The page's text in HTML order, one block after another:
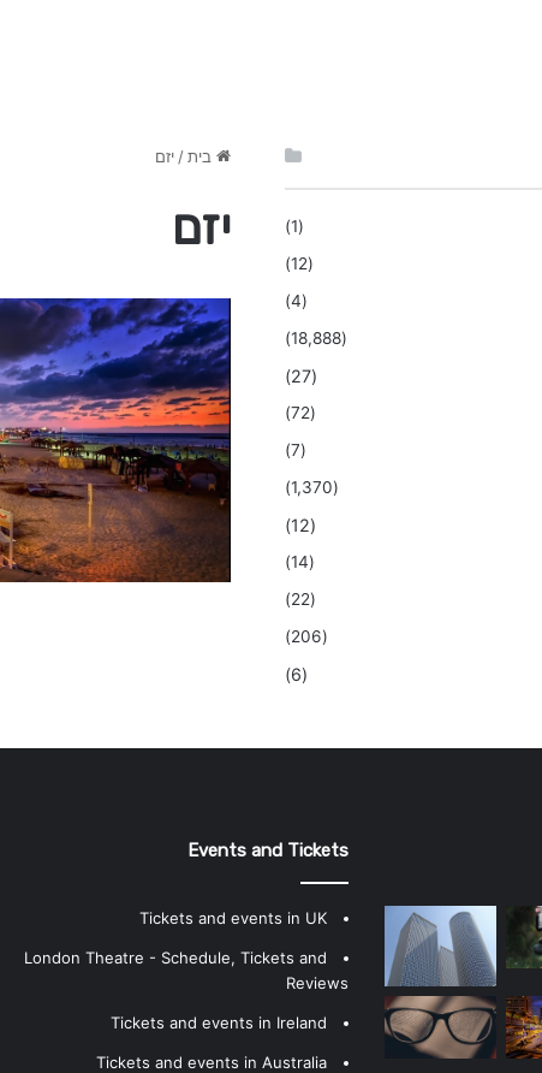
בית / יזם
יזם
(1)
(12)
(4)
(18,888)
(27)
(72)
(7)
(1,370)
(12)
(14)
(22)
(206)
(6)
Events and Tickets
Tickets and events in UK
London Theatre - Schedule, Tickets and
Reviews
Tickets and events in Ireland
Tickets and events in Australia